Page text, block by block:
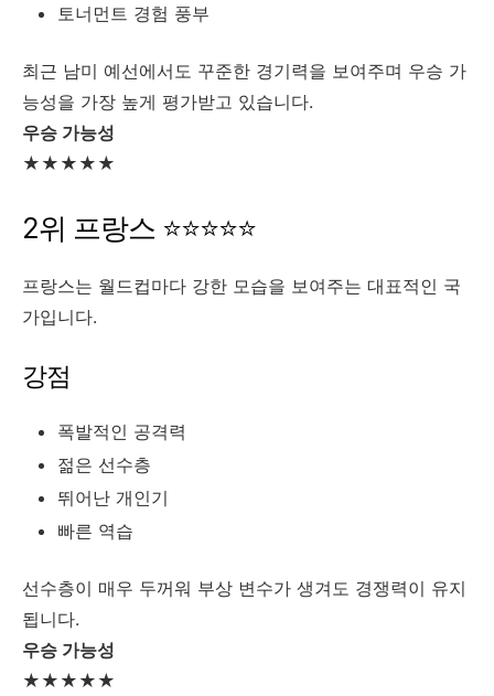
토너먼트 경험 풍부
최근 남미 예선에서도 꾸준한 경기력을 보여주며 우승 가
능성을 가장 높게 평가받고 있습니다.
우승 가능성
★★★★★
2위 프랑스 ⭐⭐⭐⭐⭐
프랑스는 월드컵마다 강한 모습을 보여주는 대표적인 국
가입니다.
강점
폭발적인 공격력
젊은 선수층
뛰어난 개인기
빠른 역습
선수층이 매우 두꺼워 부상 변수가 생겨도 경쟁력이 유지
됩니다.
우승 가능성
★★★★★